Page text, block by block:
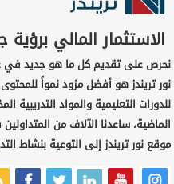
الاستثمار المالي برؤية
نحرص على تقديم كل ما هو جديد في
نور تريندز هو أفضل مزود نمواً
للدورات التعليمية والمواد
الماضية، ساعدنا الآلاف من
موقع نور تريندز إلى التوعية بنشاط